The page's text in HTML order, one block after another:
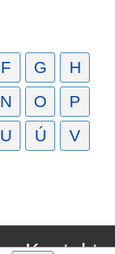
F G
H
N O
P
U Ú
V